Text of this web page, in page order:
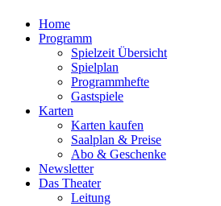
Home
Programm
Spielzeit Übersicht
Spielplan
Programmhefte
Gastspiele
Karten
Karten kaufen
Saalplan & Preise
Abo & Geschenke
Newsletter
Das Theater
Leitung